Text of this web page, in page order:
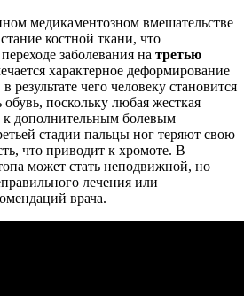
медикаментозном вмешательстве
костной ткани, что
заболевания на третью
характерное деформирование
результате чего человеку становится
обувь, поскольку любая жесткая
к дополнительным болевым
стадии пальцы ног теряют свою
что приводит к хромоте. В
может стать неподвижной, но
лечения или
врача.